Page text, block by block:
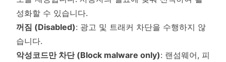
성화할 수 있습니다.
꺼짐 (Disabled): 광고 및 트래커 차단을 수행하지 않
습니다.
악성코드만 차단 (Block malware only): 랜섬웨어, 피